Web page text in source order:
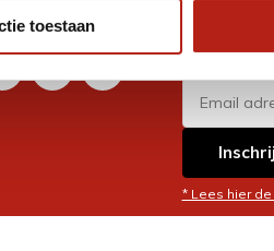
toestaan
* Lees hier